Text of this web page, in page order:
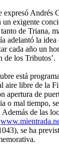
expresó Andrés
un exigente
de Triana,
adelantó la idea
cada año un
de los Tributos’.
está
aire libre de la
apertura de
o mal tiempo,
de las
se ha